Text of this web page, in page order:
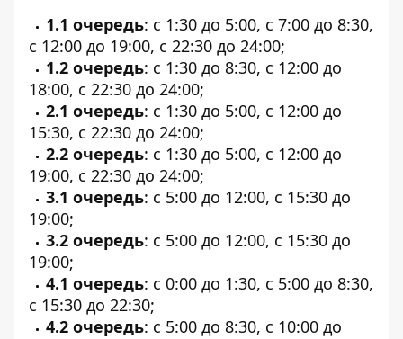
1.1 очередь: с 1:30 до 5:00, с 7:00 до 8:30,
с 12:00 до 19:00, с 22:30 до 24:00;
1.2 очередь: с 1:30 до 8:30, с 12:00 до
18:00, с 22:30 до 24:00;
2.1 очередь: с 1:30 до 5:00, с 12:00 до
15:30, с 22:30 до 24:00;
2.2 очередь: с 1:30 до 5:00, с 12:00 до
19:00, с 22:30 до 24:00;
3.1 очередь: с 5:00 до 12:00, с 15:30 до
19:00;
3.2 очередь: с 5:00 до 12:00, с 15:30 до
19:00;
4.1 очередь: с 0:00 до 1:30, с 5:00 до 8:30,
с 15:30 до 22:30;
4.2 очередь: с 5:00 до 8:30, с 10:00 до